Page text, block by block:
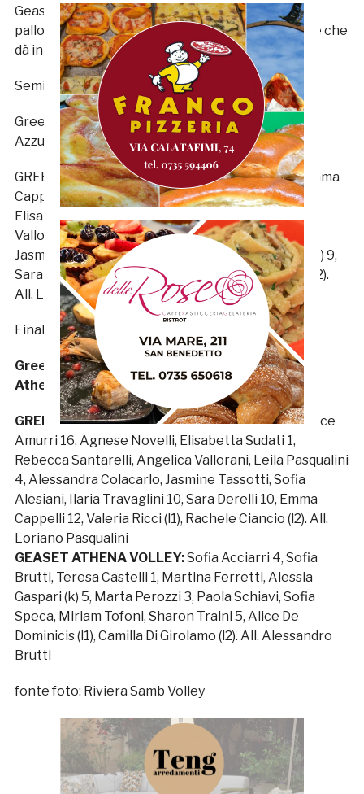
Geaset annulla i primi due, poi Alice Amurri in
pallonetto mette a terra la palla che vale il titolo e che
dà inizio alla festa.
Semifinale
Green Motors Refrigeranti Happy Car – Isosoles
Azzurra Volley 3-0 (25-18, 25-21, 25-16)
GREEN MOTORS REFRIGERANTI HAPPY CAR: Emma
Cappelli 13, Alice Amurri 10, Agnese Novelli 1,
Elisabetta Sudati 3, Rebecca Santarelli, Angelica
Vallorani, Leila Pasqualini 7, Alessandra Colacarlo,
Jasmine Tassotti, Sofia Alesiani, Ilaria Travaglini (k) 9,
Sara Derelli 10, Valeria Ricci (l1), Rachele Ciancio (l2).
All. Loriano Pasqualini
Finale 1°-2° posto
Green Motors Refrigeranti Happy Car – Geaset
Athena Volley 3-0 (25-9, 25-18, 25-23)
GREEN MOTORS REFRIGERANTI HAPPY CAR: Alice
Amurri 16, Agnese Novelli, Elisabetta Sudati 1,
Rebecca Santarelli, Angelica Vallorani, Leila Pasqualini
4, Alessandra Colacarlo, Jasmine Tassotti, Sofia
Alesiani, Ilaria Travaglini 10, Sara Derelli 10, Emma
Cappelli 12, Valeria Ricci (l1), Rachele Ciancio (l2). All.
Loriano Pasqualini
GEASET ATHENA VOLLEY:Sofia Acciarri 4, Sofia
Brutti, Teresa Castelli 1, Martina Ferretti, Alessia
Gaspari (k) 5, Marta Perozzi 3, Paola Schiavi, Sofia
Speca, Miriam Tofoni, Sharon Traini 5, Alice De
Dominicis (l1), Camilla Di Girolamo (l2). All. Alessandro
Brutti
fonte foto: Riviera Samb Volley